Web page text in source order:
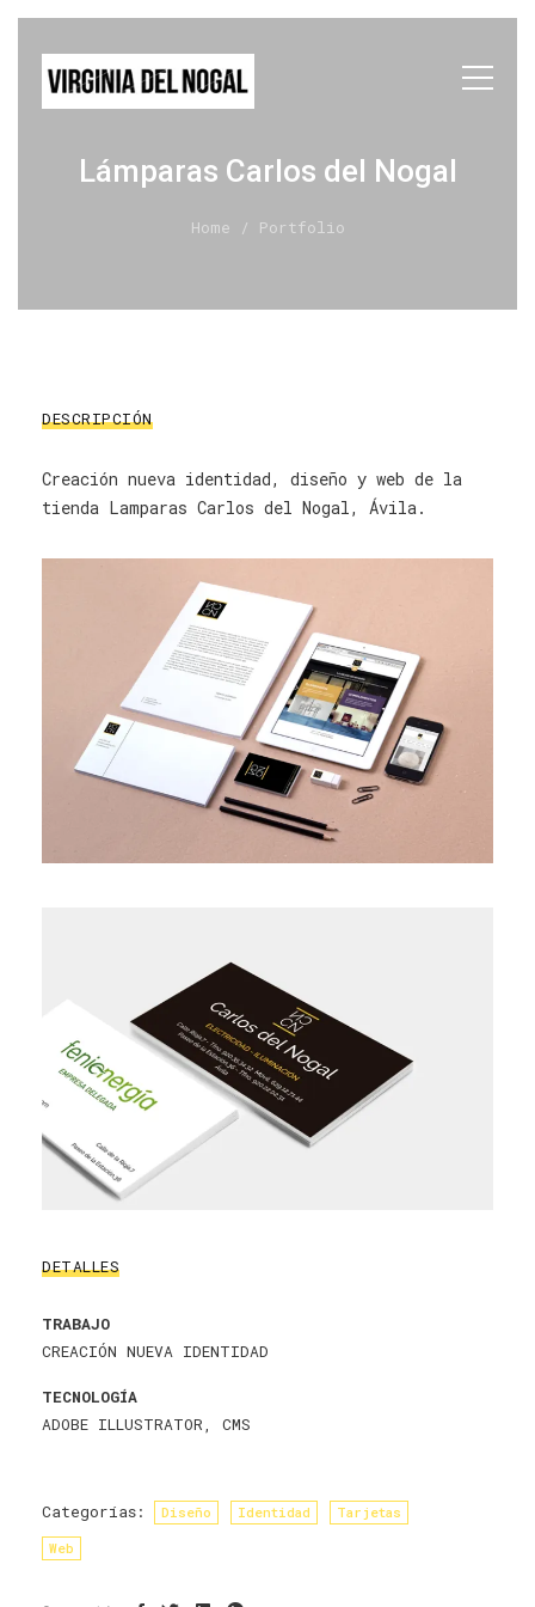
Lámparas Carlos del Nogal
Home / Portfolio
DESCRIPCIÓN
Creación nueva identidad, diseño y web de la
tienda Lamparas Carlos del Nogal, Ávila.
DETALLES
TRABAJO
CREACIÓN NUEVA IDENTIDAD
TECNOLOGÍA
ADOBE ILLUSTRATOR, CMS
Categorías: Diseño Identidad
Tarjetas
Web